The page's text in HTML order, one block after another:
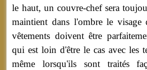
le haut, un couvre-chef sera
maintient dans l'ombre le visage
vêtements doivent être
qui est loin d'être le cas avec les
même lorsqu'ils sont traités